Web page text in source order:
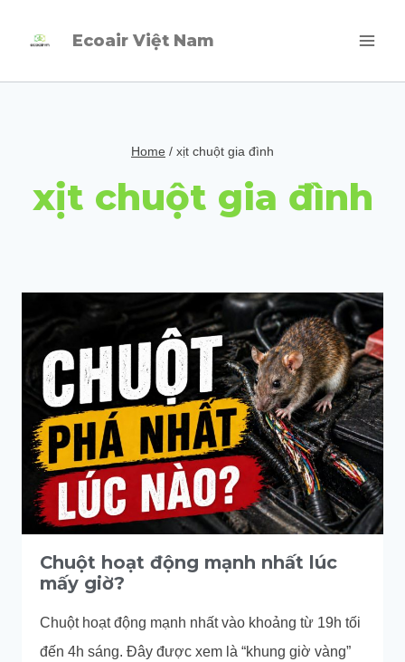
Ecoair Việt Nam
Home / xịt chuột gia đình
xịt chuột gia đình
Chuột hoạt động mạnh nhất lúc
mấy giờ?
Chuột hoạt động mạnh nhất vào khoảng từ 19h tối
đến 4h sáng. Đây được xem là “khung giờ vàng”